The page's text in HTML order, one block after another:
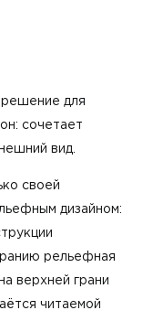
для
сочетает
вид.
своей
дизайном:
рельефная
верхней грани
читаемой